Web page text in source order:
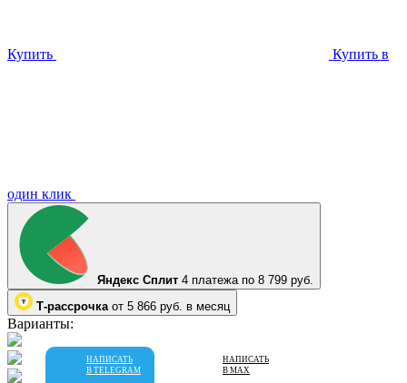
Купить Купить в
один клик
Яндекс Сплит 4 платежа по 8 799 руб.
Т-рассрочка от 5 866 руб. в месяц
Варианты:
НАПИСАТЬ
В TELEGRAM
НАПИСАТЬ
В MAX